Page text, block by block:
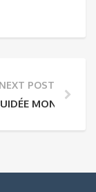
NEXT POST